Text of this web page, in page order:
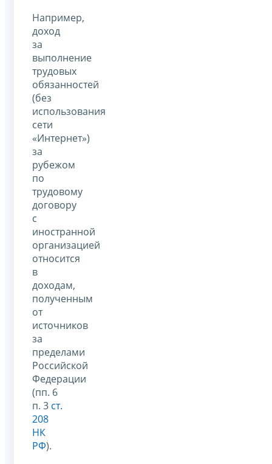
Например,
доход
за
выполнение
трудовых
обязанностей
(без
использования
сети
«Интернет»)
за
рубежом
по
трудовому
договору
с
иностранной
организацией
относится
в
доходам,
полученным
от
источников
за
пределами
Российской
Федерации
(пп. 6
п. 3 ст.
208
НК
РФ).